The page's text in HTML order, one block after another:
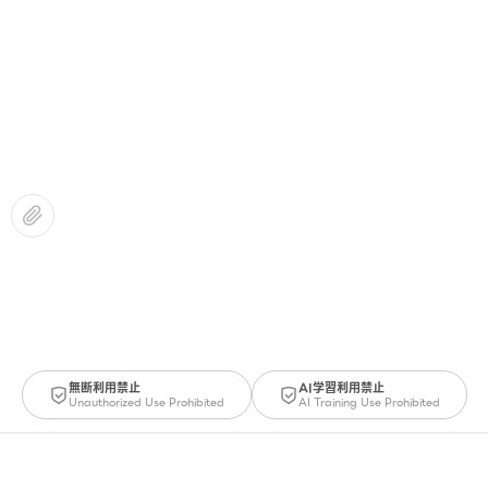
無断利用禁止
Unauthorized Use Prohibited
AI学習利用禁止
AI Training Use Prohibited